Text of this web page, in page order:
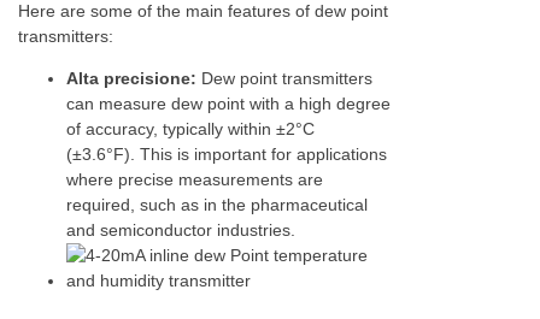
Here are some of the main features of dew point
transmitters:
Alta precisione: Dew point transmitters
can measure dew point with a high degree
of accuracy, typically within ±2°C
(±3.6°F). This is important for applications
where precise measurements are
required, such as in the pharmaceutical
and semiconductor industries.